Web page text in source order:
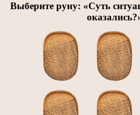
Выберите руну: «Суть